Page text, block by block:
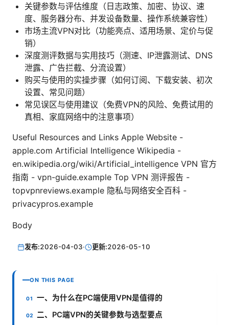
关键参数与评估维度（日志政策、加密、协议、速
度、服务器分布、并发设备数量、操作系统兼容性）
市场主流VPN对比（功能亮点、适用场景、定价与促
销）
深度测评数据与实用技巧（测速、IP泄露测试、DNS
泄露、广告拦截、分流设置）
购买与使用的实操步骤（如何订阅、下载安装、初次
设置、常见问题）
常见误区与使用建议（免费VPN的风险、免费试用的
真相、家庭网络中的注意事项）
Useful Resources and Links Apple Website -
apple.com Artificial Intelligence Wikipedia -
en.wikipedia.org/wiki/Artificial_intelligence VPN 官方
指南 - vpn-guide.example Top VPN 测评报告 -
topvpnreviews.example 隐私与网络安全百科 -
privacypros.example
Body
发布:2026-04-03· 更新:2026-05-10
ON THIS PAGE
一、为什么在PC端使用VPN是值得的
二、PC端VPN的关键参数与选型要点